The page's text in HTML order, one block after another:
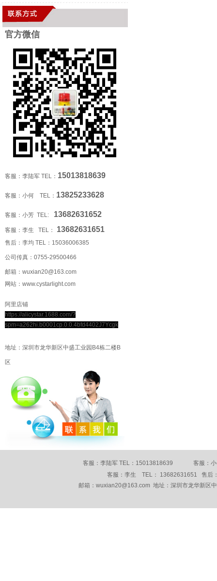
官方微信
客服：李陆军 TEL： 15013818639
客服：小何 TEL： 13825233628
客服：小芳 TEL: 13682631652
客服：李生 TEL： 13682631651
售后：李均 TEL： 15036006385
公司传真：0755-29500466
邮箱：wuxian20@163.com
网站：www.cystarlight.com
阿里店铺
https://alicystar.1688.com/?
spm=a262hi.b0001cp.0.0.4bfd4402J7Ycgk
地址：深圳市龙华新区中盛工业园B4栋二楼B
区
客服：李陆军 TEL：15013818639 客服
客服：李生 TEL： 13682631651 售后
邮箱：wuxian20@163.com 地址：深圳市龙华新区